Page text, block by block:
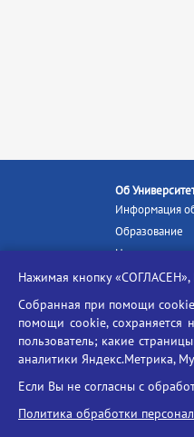
Об
Информация
Образование
Наука и
Абитуриенту
Ассоциация
Центр
иностранных
Конкурс на
должностей
Нажимая кнопку
Собранная при помощи
помощи cookie, сохраняется
пользователь; какие
аналитики Яндекс.Метрика,
Если Вы не согласны с
Политика обработки